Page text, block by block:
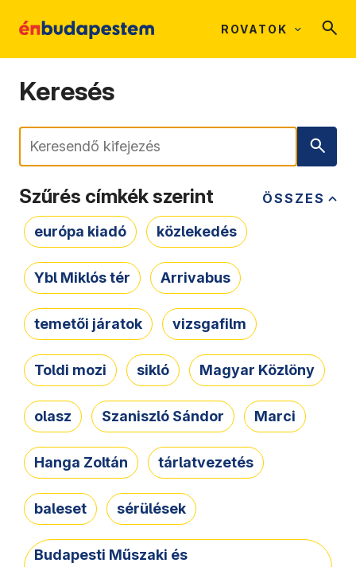
ROVATOK
Keresés
Keresés
ÖSSZES
Szűrés címkék szerint
európa kiadó közlekedés
Ybl Miklós tér Arrivabus
temetői járatok vizsgafilm
Toldi mozi sikló Magyar Közlöny
olasz Szaniszló Sándor Marci
Hanga Zoltán tárlatvezetés
baleset sérülések
Budapesti Műszaki és